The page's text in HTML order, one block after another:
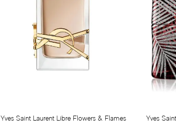
Yves Saint Laurent Libre Flowers & Flames
Yves